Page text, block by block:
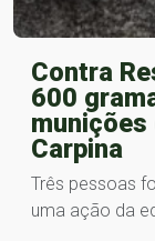
Contra
600
munições
Carpina
Três pessoas
uma ação da